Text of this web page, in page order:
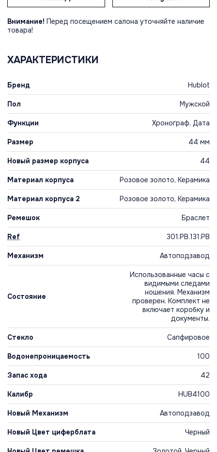
Внимание! Перед посещением салона уточняйте наличие
товара!
ХАРАКТЕРИСТИКИ
Бренд Hublot
Пол Мужской
Функции Хронограф, Дата
Размер 44 мм
Новый размер корпуса 44
Материал корпуса Розовое золото, Керамика
Материал корпуса 2 Розовое золото, Керамика
Ремешок Браслет
Ref 301.PB.131.PB
Механизм Автоподзавод
Состояние
Использованные часы с
видимыми следами
ношения. Механизм
проверен. Комплект не
включает коробку и
документы.
Стекло Сапфировое
Водонепроницаемость 100
Запас хода 42
Калибр HUB4100
Новый Механизм Автоподзавод
Новый Цвет циферблата Черный